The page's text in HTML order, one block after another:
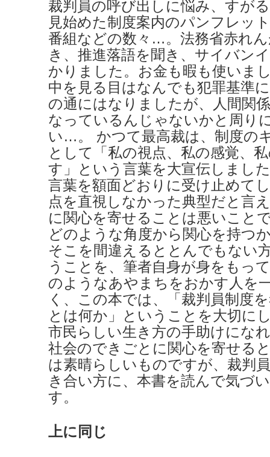
裁判員の呼び出しに悩み、すが
見始めた制度案内のパンフレッ
番組などの数々…。法務省赤れ
き、推進落語を聞き、サイバン
かりました。お金も暇も使いま
中を見る目はなんでも犯罪基準
の通にはなりましたが、人間関
なっているんじゃないかと周り
い…。 かつて最高裁は、制度の
として「私の視点、私の感覚、
す」という言葉を大宣伝しまし
言葉を額面どおりに受け止めて
点を直視しなかった典型だと言
に関心を寄せることは悪いこと
どのような角度から関心を持つ
そこを間違えるととんでもない
うことを、筆者自身が身をもっ
のようなあやまちをおかす人を
く、この本では、「裁判員制度
とは何か」ということを大切に
市民らしい生き方の手助けにな
社会のできごとに関心を寄せる
は素晴らしいものですが、裁判
き合い方に、本書を読んで気づ
す。
上に同じ